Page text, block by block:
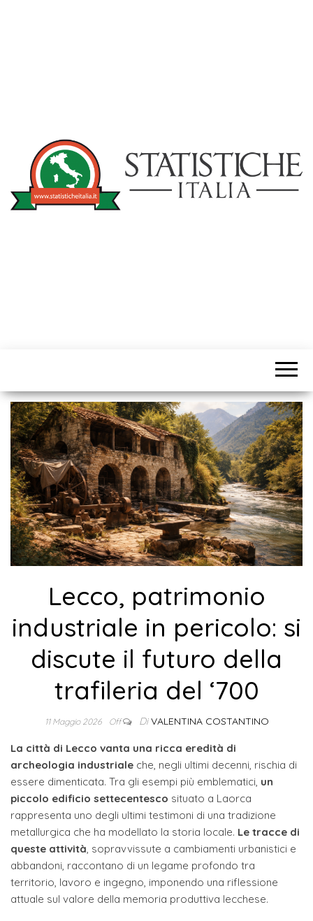
Lecco, patrimonio
industriale in pericolo: si
discute il futuro della
trafileria del ‘700
11 Maggio 2026 Off Di VALENTINA COSTANTINO
La città di Lecco vanta una ricca eredità di
archeologia industriale che, negli ultimi decenni, rischia di
essere dimenticata. Tra gli esempi più emblematici, un
piccolo edificio settecentesco situato a Laorca
rappresenta uno degli ultimi testimoni di una tradizione
metallurgica che ha modellato la storia locale. Le tracce di
queste attività, sopravvissute a cambiamenti urbanistici e
abbandoni, raccontano di un legame profondo tra
territorio, lavoro e ingegno, imponendo una riflessione
attuale sul valore della memoria produttiva lecchese.